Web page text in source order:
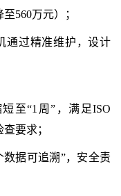
560万元）；
通过精准维护，设计
至“1周”，满足ISO
要求；
据可追溯”，安全责